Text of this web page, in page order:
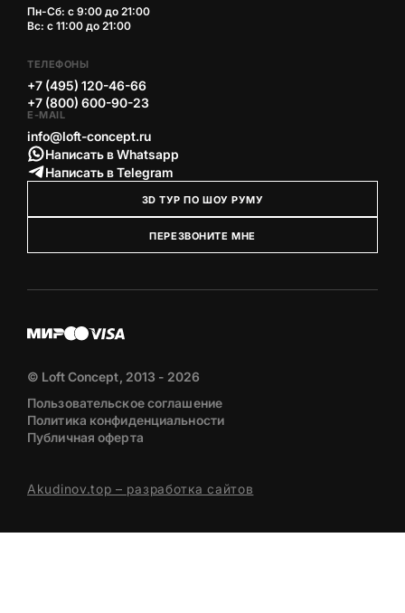
Пн-Сб: с 9:00 до 21:00
Вс: с 11:00 до 21:00
ТЕЛЕФОНЫ
+7 (495) 120-46-66
+7 (800) 600-90-23
E-MAIL
info@loft-concept.ru
Написать в Whatsapp
Написать в Telegram
3D ТУР ПО ШОУ РУМУ
ПЕРЕЗВОНИТЕ МНЕ
© Loft Concept, 2013 - 2026
Пользовательское соглашение
Политика конфиденциальности
Публичная оферта
Akudinov.top – разработка сайтов